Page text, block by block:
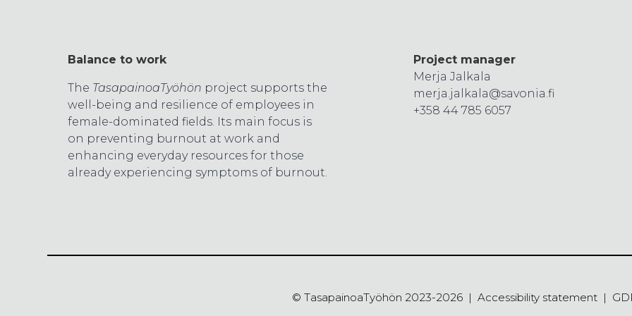
Balance to work
The TasapainoaTyöhön project supports the
well-being and resilience of employees in
female-dominated fields. Its main focus is
on preventing burnout at work and
enhancing everyday resources for those
already experiencing symptoms of burnout.
Project manager
Merja Jalkala
merja.jalkala@savonia.fi
+358 44 785 6057
© TasapainoaTyöhön 2023-2026 Accessibility statement